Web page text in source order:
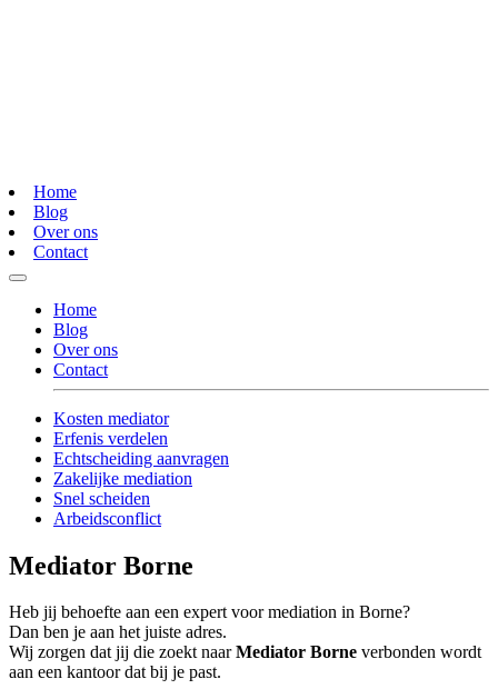
Home
Blog
Over ons
Contact
Home
Blog
Over ons
Contact
Kosten mediator
Erfenis verdelen
Echtscheiding aanvragen
Zakelijke mediation
Snel scheiden
Arbeidsconflict
Mediator Borne
Heb jij behoefte aan een expert voor mediation in Borne?
Dan ben je aan het juiste adres.
Wij zorgen dat jij die zoekt naarMediator Borne verbonden wordt
aan een kantoor dat bij je past.